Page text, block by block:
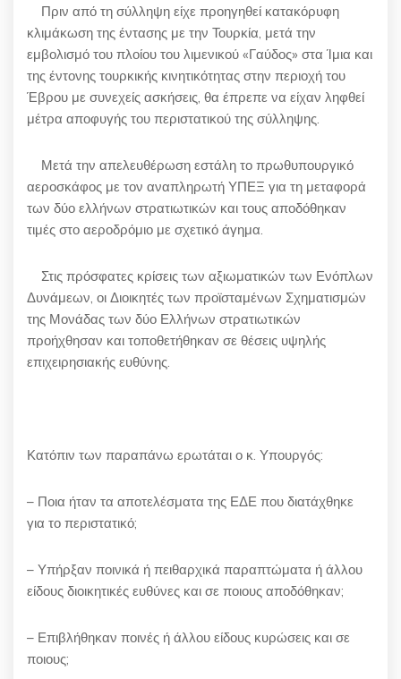
Πριν από τη σύλληψη είχε προηγηθεί κατακόρυφη
κλιμάκωση της έντασης με την Τουρκία, μετά την
εμβολισμό του πλοίου του λιμενικού «Γαύδος» στα Ίμια και
της έντονης τουρκικής κινητικότητας στην περιοχή του
Έβρου με συνεχείς ασκήσεις, θα έπρεπε να είχαν ληφθεί
μέτρα αποφυγής του περιστατικού της σύλληψης.
Μετά την απελευθέρωση εστάλη το πρωθυπουργικό
αεροσκάφος με τον αναπληρωτή ΥΠΕΞ για τη μεταφορά
των δύο ελλήνων στρατιωτικών και τους αποδόθηκαν
τιμές στο αεροδρόμιο με σχετικό άγημα.
Στις πρόσφατες κρίσεις των αξιωματικών των Ενόπλων
Δυνάμεων, οι Διοικητές των προϊσταμένων Σχηματισμών
της Μονάδας των δύο Ελλήνων στρατιωτικών
προήχθησαν και τοποθετήθηκαν σε θέσεις υψηλής
επιχειρησιακής ευθύνης.
Κατόπιν των παραπάνω ερωτάται ο κ. Υπουργός:
– Ποια ήταν τα αποτελέσματα της ΕΔΕ που διατάχθηκε
για το περιστατικό;
– Υπήρξαν ποινικά ή πειθαρχικά παραπτώματα ή άλλου
είδους διοικητικές ευθύνες και σε ποιους αποδόθηκαν;
– Επιβλήθηκαν ποινές ή άλλου είδους κυρώσεις και σε
ποιους;